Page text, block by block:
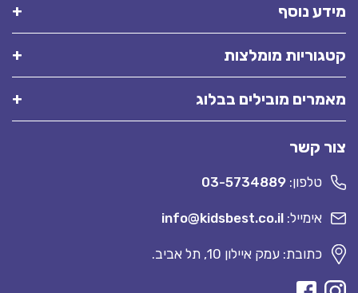
מידע נוסף
קטגוריות מומלצות
מאמרים מובילים בבלוג
צור קשר
טלפון: 03-5734889
אימייל: info@kidsbest.co.il
כתובת: עמק איילון 10, תל אביב.